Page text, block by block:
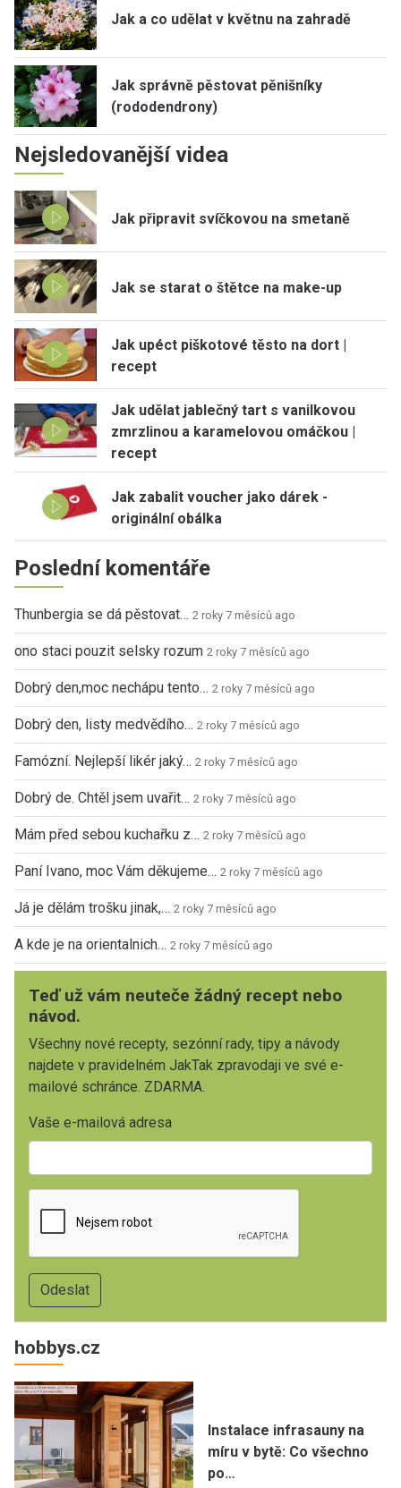
Jak a co udělat v květnu na zahradě
Jak správně pěstovat pěnišníky
(rododendrony)
Nejsledovanější videa
Jak připravit svíčkovou na smetaně
Jak se starat o štětce na make-up
Jak upéct piškotové těsto na dort |
recept
Jak udělat jablečný tart s vanilkovou
zmrzlinou a karamelovou omáčkou |
recept
Jak zabalit voucher jako dárek -
originální obálka
Poslední komentáře
Thunbergia se dá pěstovat… 2 roky 7 měsíců ago
ono staci pouzit selsky rozum 2 roky 7 měsíců ago
Dobrý den,moc nechápu tento… 2 roky 7 měsíců ago
Dobrý den, listy medvědího… 2 roky 7 měsíců ago
Famózní. Nejlepší likér jaký… 2 roky 7 měsíců ago
Dobrý de. Chtěl jsem uvařit… 2 roky 7 měsíců ago
Mám před sebou kuchařku z… 2 roky 7 měsíců ago
Paní Ivano, moc Vám děkujeme… 2 roky 7 měsíců ago
Já je dělám trošku jinak,… 2 roky 7 měsíců ago
A kde je na orientalnich… 2 roky 7 měsíců ago
Teď už vám neuteče žádný recept nebo
návod.
Všechny nové recepty, sezónní rady, tipy a návody
najdete v pravidelném JakTak zpravodaji ve své e-
mailové schránce. ZDARMA.
Vaše e-mailová adresa
hobbys.cz
Instalace infrasauny na
míru v bytě: Co všechno
po…